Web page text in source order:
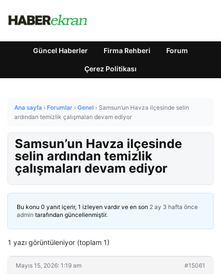
Güncel Haberler Firma Rehberi Forum
Çerez Politikası
Ana sayfa › Forumlar › Genel › Samsun’un Havza ilçesinde selin
ardından temizlik çalışmaları devam ediyor
Samsun’un Havza ilçesinde
selin ardından temizlik
çalışmaları devam ediyor
Bu konu 0 yanıt içerir, 1 izleyen vardır ve en son 2 ay 3 hafta önce
admin tarafından güncellenmiştir.
1 yazı görüntüleniyor (toplam 1)
Mayıs 15, 2026: 1:19 am #15061